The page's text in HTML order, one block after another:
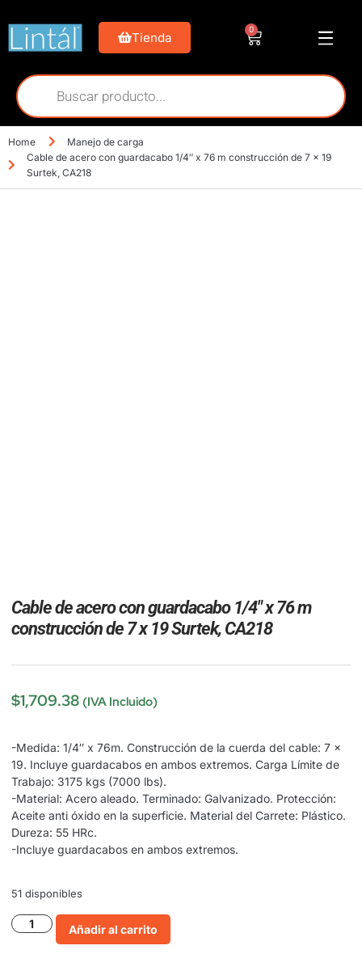
Tienda
0
Home
Manejo de carga
Cable de acero con guardacabo 1/4″ x 76 m construcción de 7 x 19
Surtek, CA218
Cable de acero con guardacabo 1/4″ x 76 m
construcción de 7 x 19 Surtek, CA218
$1,709.38 (IVA Incluido)
-Medida: 1/4″ x 76m. Construcción de la cuerda del cable: 7 x
19. Incluye guardacabos en ambos extremos. Carga Límite de
Trabajo: 3175 kgs (7000 lbs).
-Material: Acero aleado. Terminado: Galvanizado. Protección:
Aceite anti óxido en la superficie. Material del Carrete: Plástico.
Dureza: 55 HRc.
-Incluye guardacabos en ambos extremos.
51 disponibles
Añadir al carrito